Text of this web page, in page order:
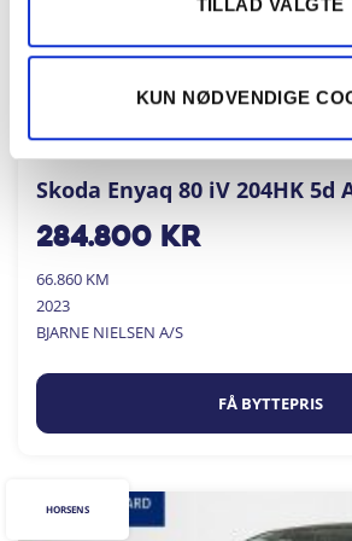
KUN NØDVENDIGE
Skoda Enyaq 80 iV 204HK 5d
284.800kr
66.860 KM
2023
BJARNE NIELSEN A/S
FÅ BYTTEPRIS
HORSENS